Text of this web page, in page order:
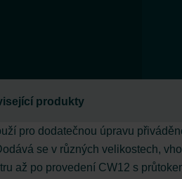
produkty
pro dodatečnou úpravu
se v různých velikostech,
až po provedení CW12 s